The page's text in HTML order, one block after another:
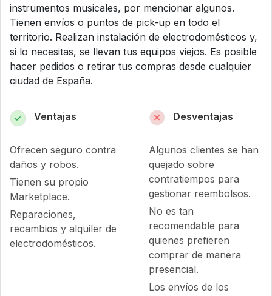
instrumentos musicales, por mencionar algunos.
Tienen envíos o puntos de pick-up en todo el
territorio. Realizan instalación de electrodomésticos y,
si lo necesitas, se llevan tus equipos viejos. Es posible
hacer pedidos o retirar tus compras desde cualquier
ciudad de España.
Ventajas
Ofrecen seguro contra
daños y robos.
Tienen su propio
Marketplace.
Reparaciones,
recambios y alquiler de
electrodomésticos.
Desventajas
Algunos clientes se han
quejado sobre
contratiempos para
gestionar reembolsos.
No es tan
recomendable para
quienes prefieren
comprar de manera
presencial.
Los envíos de los